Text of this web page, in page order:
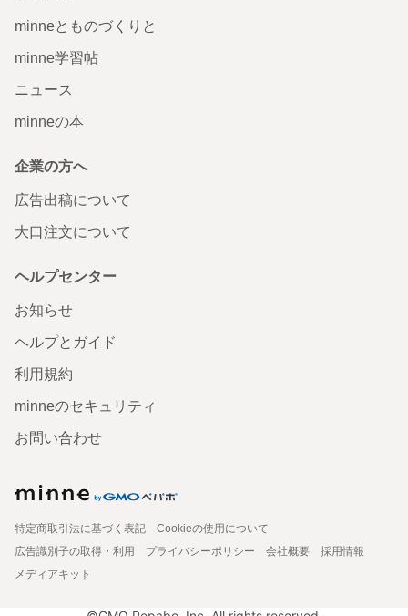
minneとものづくりと
minne学習帖
ニュース
minneの本
企業の方へ
広告出稿について
大口注文について
ヘルプセンター
お知らせ
ヘルプとガイド
利用規約
minneのセキュリティ
お問い合わせ
特定商取引法に基づく表記
Cookieの使用について
広告識別子の取得・利用
プライバシーポリシー 会社概要
採用情報
メディアキット